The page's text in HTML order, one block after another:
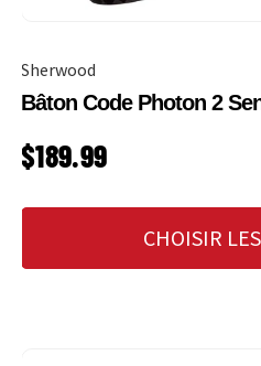
Sherwood
Bâton Code Photon 2
PRIX HABITUEL
$189.99
CHOISIR